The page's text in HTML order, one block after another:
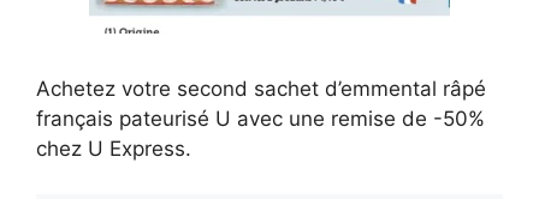
Achetez votre second sachet d’emmental râpé
français pateurisé U avec une remise de -50%
chez U Express.